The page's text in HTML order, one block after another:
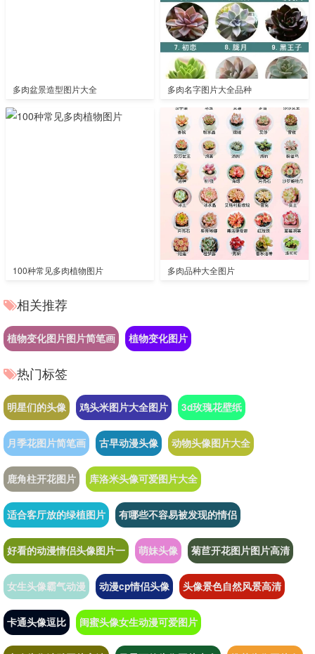
多肉盆景造型图片大全 多肉名字图片大全品种
100种常见多肉植物图片 多肉品种大全图片
相关推荐
植物变化图片图片简笔画 植物变化图片
热门标签
明星们的头像 鸡头米图片大全图片 3d玫瑰花壁纸
月季花图片简笔画 古早动漫头像 动物头像图片大全
鹿角柱开花图片 库洛米头像可爱图片大全
适合客厅放的绿植图片 有哪些不容易被发现的情侣
好看的动漫情侣头像图片一 萌妹头像 菊苣开花图片图片高清
女生头像霸气动漫 动漫cp情侣头像 头像景色自然风景高清
卡通头像逗比 闺蜜头像女生动漫可爱图片